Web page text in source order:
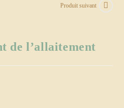
Produit suivant
de l’allaitement